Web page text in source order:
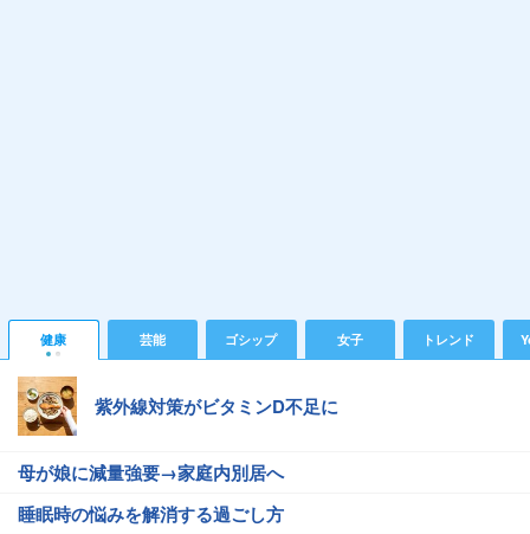
健康 芸能 ゴシップ 女子 トレンド
紫外線対策がビタミンD不足に
母が娘に減量強要→家庭内別居へ
睡眠時の悩みを解消する過ごし方